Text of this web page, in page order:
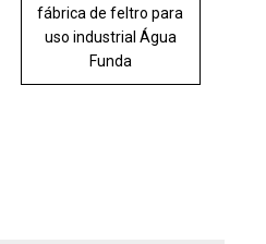
fábrica de feltro para
uso industrial Água
Funda